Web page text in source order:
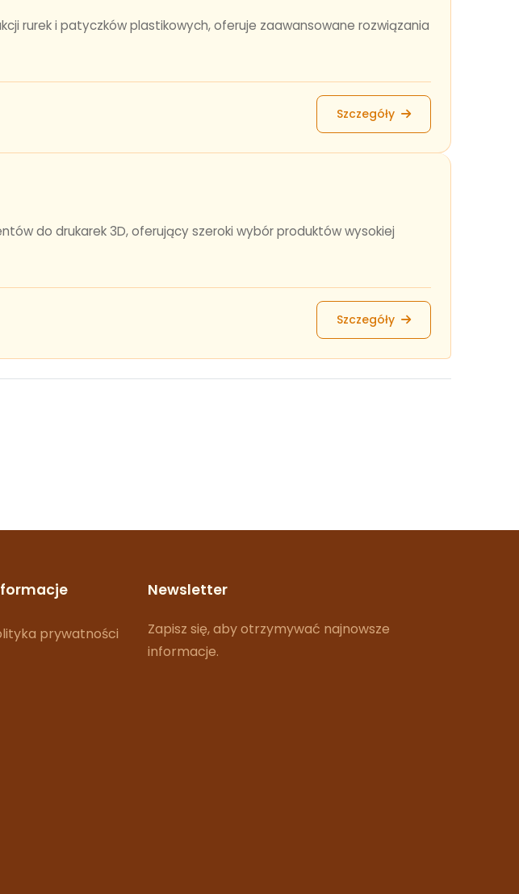
rurek i patyczków plastikowych, oferuje zaawansowane rozwiązania
Szczegóły
do drukarek 3D, oferujący szeroki wybór produktów wysokiej
Szczegóły
prywatności
Newsletter
Zapisz się, aby otrzymywać najnowsze
informacje.